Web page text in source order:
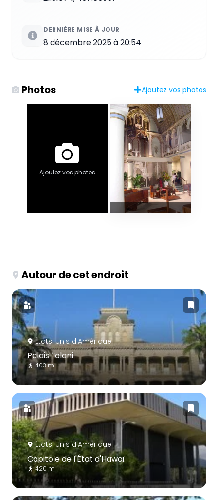
DERNIÈRE MISE À JOUR
8 décembre 2025 à 20:54
Photos Ajoutez vos photos
Ajoutez vos photos
Autour de cet endroit
États-Unis d'Amérique
Palais ʻIolani
463 m
États-Unis d'Amérique
Capitole de l'État d'Hawaï
420 m